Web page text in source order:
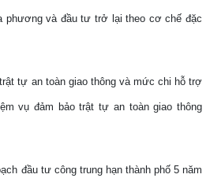
phương và đầu tư trở lại theo cơ chế đặc
tự an toàn giao thông và mức chi hỗ trợ
vụ đảm bảo trật tự an toàn giao thông
đầu tư công trung hạn thành phố 5 năm